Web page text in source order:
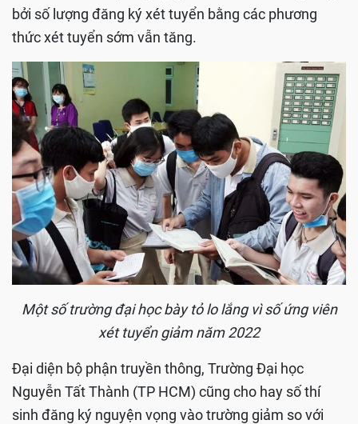
bởi số lượng đăng ký xét tuyển bằng các phương
thức xét tuyển sớm vẫn tăng.
Một số trường đại học bày tỏ lo lắng vì số ứng viên
xét tuyển giảm năm 2022
Đại diện bộ phận truyền thông, Trường Đại học
Nguyễn Tất Thành (TP HCM) cũng cho hay số thí
sinh đăng ký nguyện vọng vào trường giảm so với